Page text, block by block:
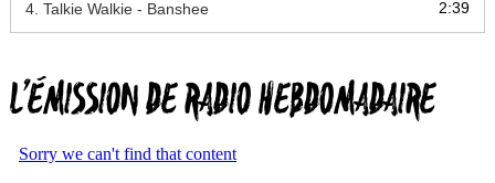
4. Talkie Walkie - Banshee 2:39
L’ÉMISSION DE RADIO HEBDOMADAIRE